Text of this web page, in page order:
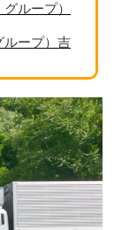
ループ）
ループ）吉